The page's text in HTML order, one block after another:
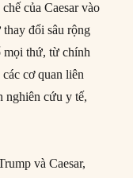
của Caesar vào
đổi sâu rộng
mọi thứ, từ chính
cơ quan liên
nghiên cứu y tế,
và Caesar,